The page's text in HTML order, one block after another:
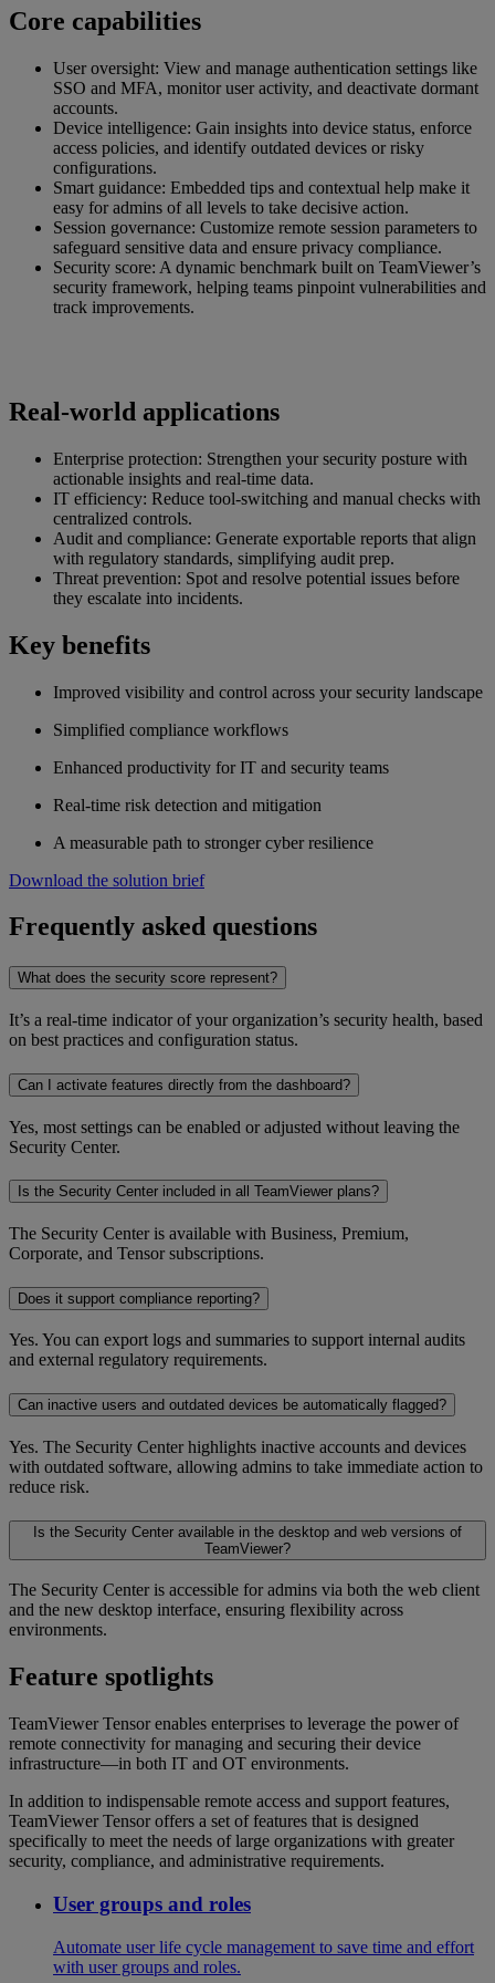
Core capabilities
User oversight: View and manage authentication settings like
SSO and MFA, monitor user activity, and deactivate dormant
accounts.
Device intelligence: Gain insights into device status, enforce
access policies, and identify outdated devices or risky
configurations.
Smart guidance: Embedded tips and contextual help make it
easy for admins of all levels to take decisive action.
Session governance: Customize remote session parameters to
safeguard sensitive data and ensure privacy compliance.
Security score: A dynamic benchmark built on TeamViewer’s
security framework, helping teams pinpoint vulnerabilities and
track improvements.
Real-world applications
Enterprise protection: Strengthen your security posture with
actionable insights and real-time data.
IT efficiency: Reduce tool-switching and manual checks with
centralized controls.
Audit and compliance: Generate exportable reports that align
with regulatory standards, simplifying audit prep.
Threat prevention: Spot and resolve potential issues before
they escalate into incidents.
Key benefits
Improved visibility and control across your security landscape
Simplified compliance workflows
Enhanced productivity for IT and security teams
Real-time risk detection and mitigation
A measurable path to stronger cyber resilience
Download the solution brief
Frequently asked questions
What does the security score represent?
It’s a real-time indicator of your organization’s security health, based
on best practices and configuration status.
Can I activate features directly from the dashboard?
Yes, most settings can be enabled or adjusted without leaving the
Security Center.
Is the Security Center included in all TeamViewer plans?
The Security Center is available with Business, Premium,
Corporate, and Tensor subscriptions.
Does it support compliance reporting?
Yes. You can export logs and summaries to support internal audits
and external regulatory requirements.
Can inactive users and outdated devices be automatically flagged?
Yes. The Security Center highlights inactive accounts and devices
with outdated software, allowing admins to take immediate action to
reduce risk.
Is the Security Center available in the desktop and web versions of
TeamViewer?
The Security Center is accessible for admins via both the web client
and the new desktop interface, ensuring flexibility across
environments.
Feature spotlights
TeamViewer Tensor enables enterprises to leverage the power of
remote connectivity for managing and securing their device
infrastructure—in both IT and OT environments.
In addition to indispensable remote access and support features,
TeamViewer Tensor offers a set of features that is designed
specifically to meet the needs of large organizations with greater
security, compliance, and administrative requirements.
User groups and roles
Automate user life cycle management to save time and effort
with user groups and roles.